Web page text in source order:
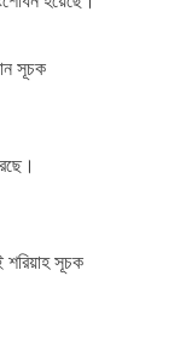
সূচক
সূচক